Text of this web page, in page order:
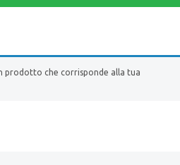
prodotto che corrisponde alla tua